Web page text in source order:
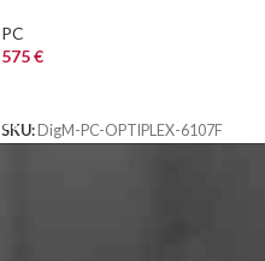
PC
575€
SKU: DigM-PC-OPTIPLEX-6107F